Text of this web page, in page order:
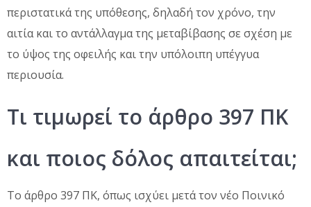
περιστατικά της υπόθεσης, δηλαδή τον χρόνο, την
αιτία και το αντάλλαγμα της μεταβίβασης σε σχέση με
το ύψος της οφειλής και την υπόλοιπη υπέγγυα
περιουσία.
Τι τιμωρεί το άρθρο 397 ΠΚ
και ποιος δόλος απαιτείται;
Το άρθρο 397 ΠΚ, όπως ισχύει μετά τον νέο Ποινικό